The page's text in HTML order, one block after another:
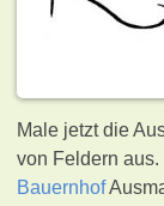
Male jetzt die
von Feldern
Bauernhof